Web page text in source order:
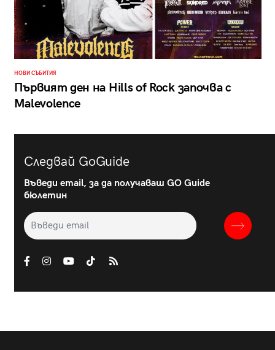
НОВИ СЪБИТИЯ
Първият ден на Hills of Rock започва с
Malevolence
Следвай GoGuide
Въведи email, за да получаваш GO Guide
бюлетин